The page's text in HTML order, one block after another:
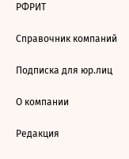
РФРИТ
Справочник компаний
Подписка для юр.лиц
О компании
Редакция